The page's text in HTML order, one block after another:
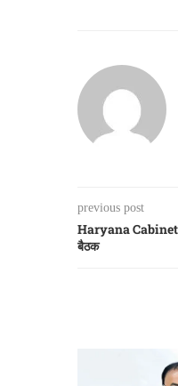
previous post
Haryana Cabinet
बैठक